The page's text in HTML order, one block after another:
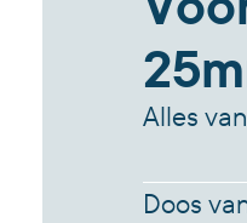
Alles van
Doos